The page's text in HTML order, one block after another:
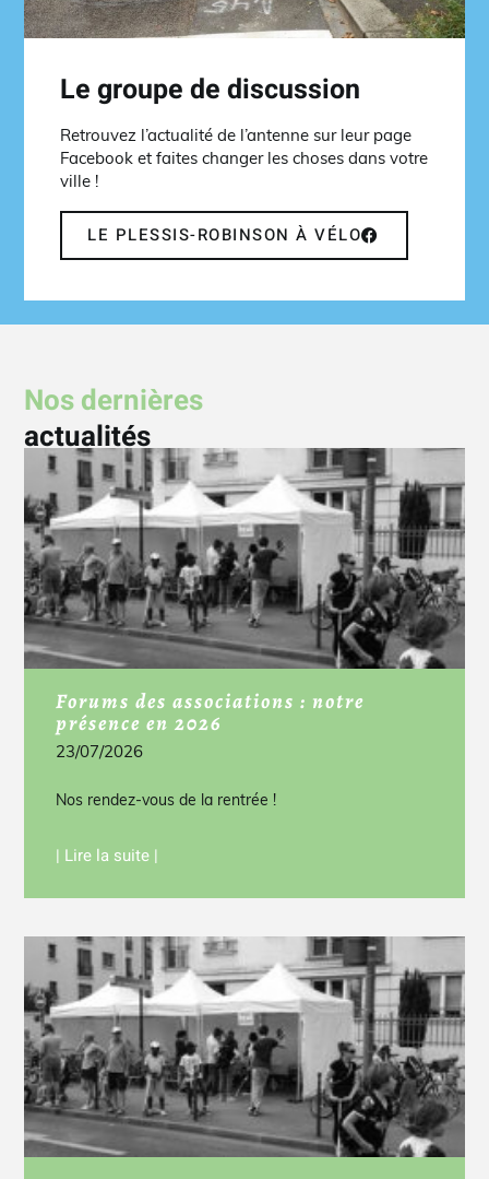
Le groupe de discussion
Retrouvez l’actualité de l’antenne sur leur page
Facebook et faites changer les choses dans votre
ville !
LE PLESSIS-ROBINSON À VÉLO
Nos dernières
actualités
Forums des associations : notre
présence en 2026
23/07/2026
Nos rendez-vous de la rentrée !
| Lire la suite |